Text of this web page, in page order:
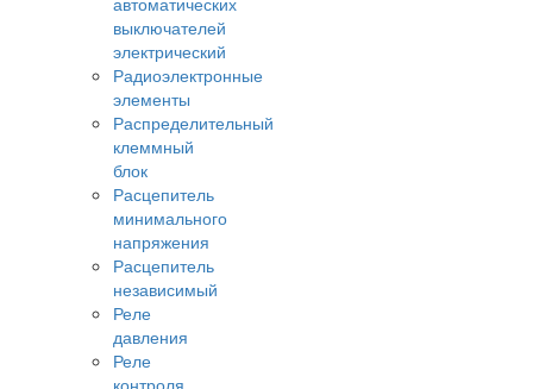
выключателей
электрический
Радиоэлектронные
элементы
Распределительный
клеммный
блок
Расцепитель
минимального
напряжения
Расцепитель
независимый
Реле
давления
Реле